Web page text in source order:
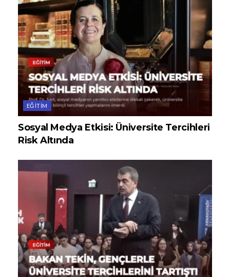
EĞITIM
Sosyal Medya Etkisi: Üniversite Tercihleri
Risk Altında